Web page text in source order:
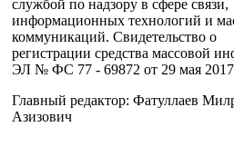
службой по надзору в сфере связи,
информационных технологий и
коммуникаций. Свидетельство о
регистрации средства массовой
ЭЛ № ФС 77 - 69872 от 29 мая 2017
Главный редактор: Фатуллаев
Азизович